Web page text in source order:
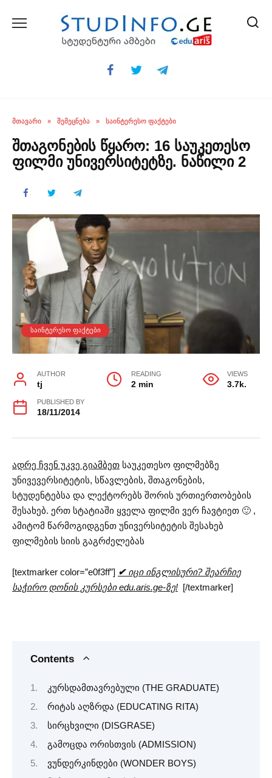
ᲛᲗᲐᲕᲐᲠᲘ » ᲨᲔᲛᲔᲪᲜᲔᲑᲐ » ᲡᲐᲘᲜᲢᲔᲠᲔᲡᲝ ᲤᲐᲥᲢᲔᲑᲘ
შთაგონების წყარო: 16 საუკეთესო
ფილმი უნივერსიტეტზე. ნაწილი 2
ᲡᲐᲘᲜᲢᲔᲠᲔᲡᲝ ᲤᲐᲥᲢᲔᲑᲘ
AUTHOR
tj
READING
2 min
VIEWS
3.7k.
PUBLISHED BY
18/11/2014
ადრე ჩვენ უკვე გიამბეთ საუკეთესო ფილმებზე
უნივევერსიტეტის, სწავლების, შთაგონების,
სტუდენტებსა და ლექტორებს შორის ურთიერთობების
შესახებ. ერთ სტატიაში ყველა ფილმი ვერ ჩავტიეთ 🙂 ,
ამიტომ წარმოგიდგენთ უნივერსიტეტის შესახებ
ფილმების სიის გაგრძელებას
[textmarker color=”e0f3ff”] ✔იცი ინგლისური? შეარჩიე
საჭირო დონის კურსები edu.aris.ge-ზე! [/textmarker]
Contents
კურსდამთავრებული (THE GRADUATE)
რიტას აღზრდა (EDUCATING RITA)
სირცხვილი (DISGRASE)
გამოცდა ორისთვის (ADMISSION)
ვუნდერკინდები (WONDER BOYS)